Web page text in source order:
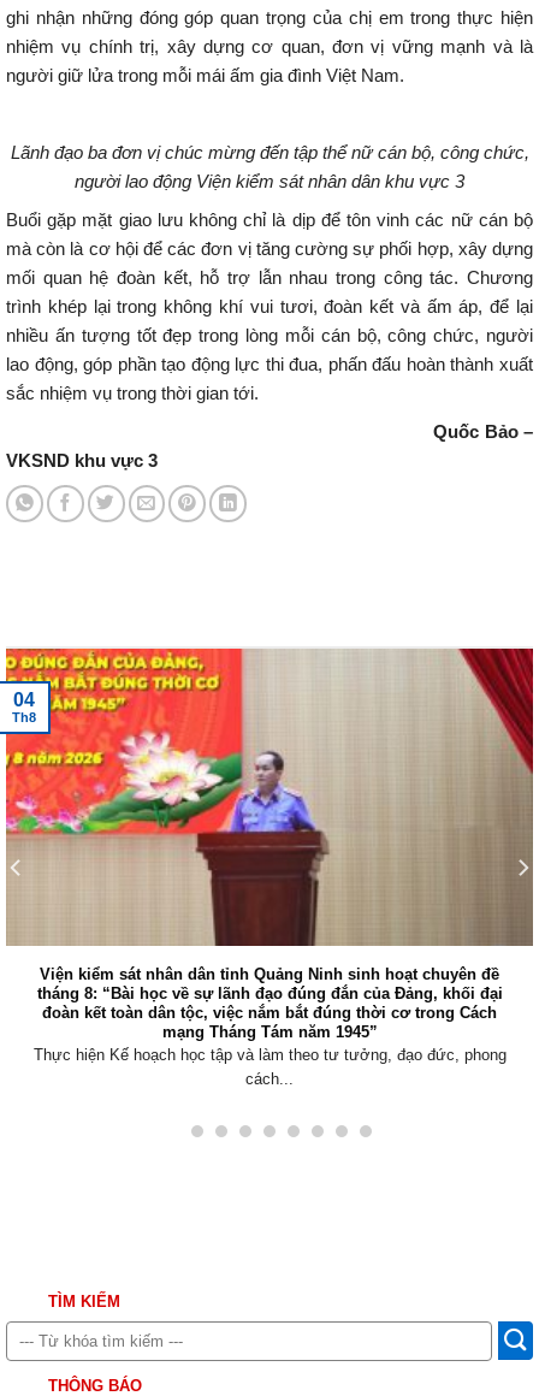
ghi nhận những đóng góp quan trọng của chị em trong thực hiện
nhiệm vụ chính trị, xây dựng cơ quan, đơn vị vững mạnh và là
người giữ lửa trong mỗi mái ấm gia đình Việt Nam.
Lãnh đạo ba đơn vị chúc mừng đến tập thể nữ cán bộ, công chức,
người lao động Viện kiểm sát nhân dân khu vực 3
Buổi gặp mặt giao lưu không chỉ là dịp để tôn vinh các nữ cán bộ
mà còn là cơ hội để các đơn vị tăng cường sự phối hợp, xây dựng
mối quan hệ đoàn kết, hỗ trợ lẫn nhau trong công tác. Chương
trình khép lại trong không khí vui tươi, đoàn kết và ấm áp, để lại
nhiều ấn tượng tốt đẹp trong lòng mỗi cán bộ, công chức, người
lao động, góp phần tạo động lực thi đua, phấn đấu hoàn thành xuất
sắc nhiệm vụ trong thời gian tới.
Quốc Bảo –
VKSND khu vực 3
Viện kiểm sát nhân dân tỉnh Quảng Ninh sinh hoạt chuyên đề
tháng 8: “Bài học về sự lãnh đạo đúng đắn của Đảng, khối đại
đoàn kết toàn dân tộc, việc nắm bắt đúng thời cơ trong Cách
mạng Tháng Tám năm 1945”
Thực hiện Kế hoạch học tập và làm theo tư tưởng, đạo đức, phong
cách...
04
Th8
TÌM KIẾM
THÔNG BÁO